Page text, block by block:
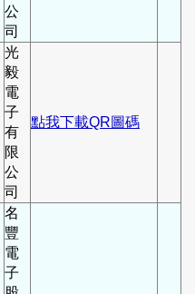
公
司
光
毅
電
子
有
限
公
司
點我下載QR圖碼
名
豐
電
子